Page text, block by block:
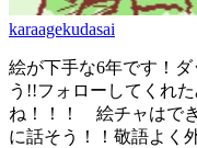
karaagekudasai
絵が下手な6年です！
う!!フォローしてくれ
ね！！！ 絵チャはで
に話そう！！敬語よく